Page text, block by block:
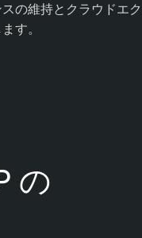
の維持とクラウドエク
す。
の